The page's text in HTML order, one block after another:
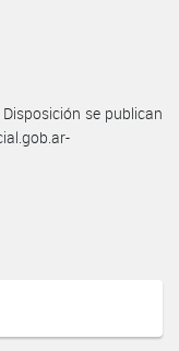
se publican